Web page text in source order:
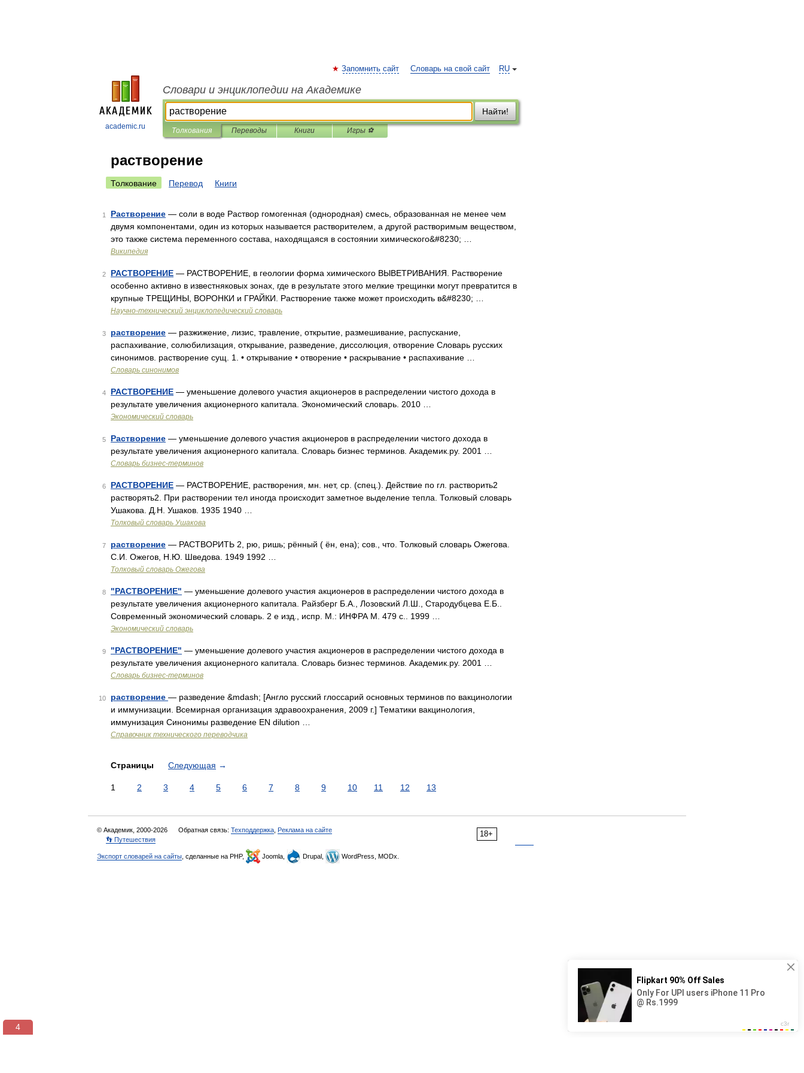
academic.ru
RU
Запомнить сайт Словарь на свой сайт
Словари и энциклопедии на Академике
Найти!
Толкования Переводы Книги Игры ⚽
растворение
Толкование Перевод Книги
1 Растворение — соли в воде Раствор гомогенная (однородная) смесь, образованная не менее чем
двумя компонентами, один из которых называется растворителем, а другой растворимым веществом,
это также система переменного состава, находящаяся в состоянии химического&#8230; …
Википедия
2 РАСТВОРЕНИЕ — РАСТВОРЕНИЕ, в геологии форма химического ВЫВЕТРИВАНИЯ. Растворение
особенно активно в известняковых зонах, где в результате этого мелкие трещинки могут превратится в
крупные ТРЕЩИНЫ, ВОРОНКИ и ГРАЙКИ. Растворение также может происходить в&#8230; …
Научно-технический энциклопедический словарь
3 растворение — разжижение, лизис, травление, открытие, размешивание, распускание,
распахивание, солюбилизация, открывание, разведение, диссолюция, отворение Словарь русских
синонимов. растворение сущ. 1. • открывание • отворение • раскрывание • распахивание …
Словарь синонимов
4 РАСТВОРЕНИЕ — уменьшение долевого участия акционеров в распределении чистого дохода в
результате увеличения акционерного капитала. Экономический словарь. 2010 …
Экономический словарь
5 Растворение — уменьшение долевого участия акционеров в распределении чистого дохода в
результате увеличения акционерного капитала. Словарь бизнес терминов. Академик.ру. 2001 …
Словарь бизнес-терминов
6 РАСТВОРЕНИЕ — РАСТВОРЕНИЕ, растворения, мн. нет, ср. (спец.). Действие по гл. растворить2
растворять2. При растворении тел иногда происходит заметное выделение тепла. Толковый словарь
Ушакова. Д.Н. Ушаков. 1935 1940 …
Толковый словарь Ушакова
7 растворение — РАСТВОРИТЬ 2, рю, ришь; рённый ( ён, ена); сов., что. Толковый словарь Ожегова.
С.И. Ожегов, Н.Ю. Шведова. 1949 1992 …
Толковый словарь Ожегова
8 "РАСТВОРЕНИЕ" — уменьшение долевого участия акционеров в распределении чистого дохода в
результате увеличения акционерного капитала. Райзберг Б.А., Лозовский Л.Ш., Стародубцева Е.Б..
Современный экономический словарь. 2 е изд., испр. М.: ИНФРА М. 479 с.. 1999 …
Экономический словарь
9 "РАСТВОРЕНИЕ" — уменьшение долевого участия акционеров в распределении чистого дохода в
результате увеличения акционерного капитала. Словарь бизнес терминов. Академик.ру. 2001 …
Словарь бизнес-терминов
10 растворение — разведение &mdash; [Англо русский глоссарий основных терминов по вакцинологии
и иммунизации. Всемирная организация здравоохранения, 2009 г.] Тематики вакцинология,
иммунизация Синонимы разведение EN dilution …
Справочник технического переводчика
Страницы Следующая →
1 2 3 4 5 6 7 8 9 10 11 12 13
18+
© Академик, 2000-2026 Обратная связь: Техподдержка Реклама на сайте
👣 Путешествия
Экспорт словарей на сайты , сделанные на PHP, Joomla, Drupal, WordPress, MODx.
4